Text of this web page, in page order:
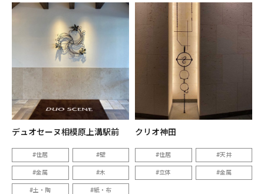
デュオセーヌ相模原上溝駅前
住居 壁
金属 木
土・陶 紙・布
クリオ神田
住居 天井
立体 金属